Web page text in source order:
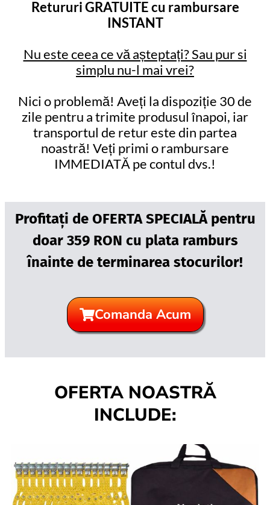
Retururi GRATUITE cu rambursare
INSTANT
Nu este ceea ce vă așteptați? Sau pur si
simplu nu-l mai vrei?
Nici o problemă! Aveți la dispoziție 30 de
zile pentru a trimite produsul înapoi, iar
transportul de retur este din partea
noastră! Veți primi o rambursare
IMMEDIATĂ pe contul dvs.!
Profitați de OFERTA SPECIALĂ pentru
doar 359 RON cu plata ramburs
înainte de terminarea stocurilor!
Comanda Acum
OFERTA NOASTRĂ
INCLUDE: